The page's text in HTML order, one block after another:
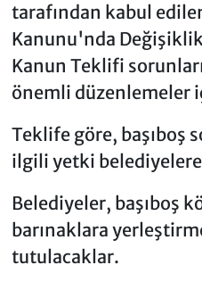
tarafından kabul
Kanunu'nda Değişiklik
Kanun Teklifi
önemli düzenlemeler
Teklife göre, başıboş
ilgili yetki
Belediyeler, başıboş
barınaklara
tutulacaklar.